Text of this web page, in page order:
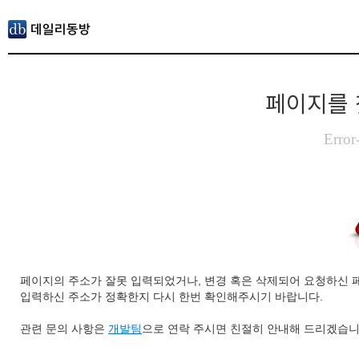
페이지를
페이지의 주소가 잘못 입력되었거나, 변경 혹은 삭제되어 요청하신
입력하신 주소가 정확한지 다시 한번 확인해주시기 바랍니다.
관련 문의 사항은 개발팀 으로 연락 주시면 친절히 안내해 드리겠습